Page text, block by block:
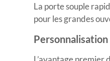
La porte souple
pour les grandes